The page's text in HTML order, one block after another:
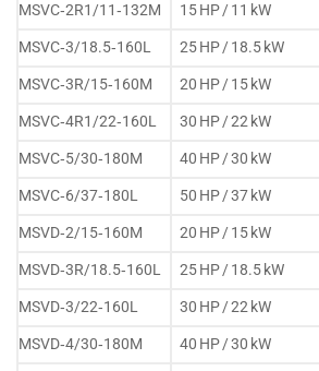
MSVC‑2R1/11‑132M
15 HP / 11 kW
MSVC‑3/18.5‑160L
25 HP / 18.5 kW
MSVC‑3R/15‑160M
20 HP / 15 kW
MSVC‑4R1/22‑160L
30 HP / 22 kW
MSVC‑5/30‑180M
40 HP / 30 kW
MSVC‑6/37‑180L
50 HP / 37 kW
MSVD‑2/15‑160M
20 HP / 15 kW
MSVD‑3R/18.5‑160L
25 HP / 18.5 kW
MSVD‑3/22‑160L
30 HP / 22 kW
MSVD‑4/30‑180M
40 HP / 30 kW